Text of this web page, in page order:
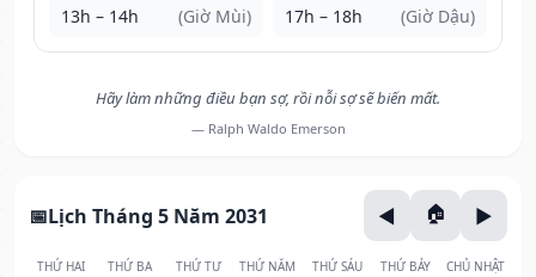
13h – 14h (Giờ Mùi) 17h – 18h (Giờ Dậu)
Hãy làm những điều bạn sợ, rồi nỗi sợ sẽ biến mất.
— Ralph Waldo Emerson
Lịch Tháng 5 Năm 2031
THỨ HAI THỨ BA THỨ TƯ THỨ NĂM THỨ SÁU THỨ BẢY CHỦ NHẬT